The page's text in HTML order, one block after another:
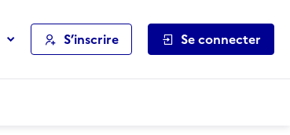
S’inscrire Se connecter